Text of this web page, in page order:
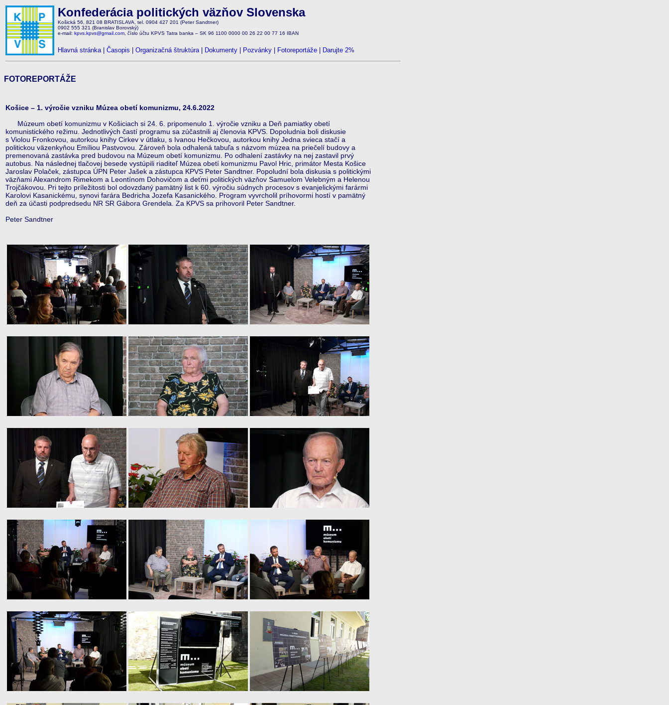
Konfederácia politických väzňov Slovenska
Košická 56, 821 08 BRATISLAVA, tel. 0904 427 201 (Peter Sandtner)
0902 555 321 (Branislav Borovský)
e-mail: kpvs.kpvs@gmail.com , číslo účtu KPVS Tatra banka – SK 96 1100 0000 00 26 22 00 77 16 IBAN
Hlavná stránka| Časopis Organizačná štruktúra| Dokumenty Pozvánky Fotoreportáže Darujte 2%
FOTOREPORTÁŽE
Košice – 1. výročie vzniku Múzea obetí komunizmu, 24.6.2022
Múzeum obetí komunizmu v Košiciach si 24. 6. pripomenulo 1. výročie vzniku a Deň pamiatky obetí
komunistického režimu. Jednotlivých častí programu sa zúčastnili aj členovia KPVS. Dopoludnia boli diskusie
s Violou Fronkovou, autorkou knihy Cirkev v útlaku, s Ivanou Hečkovou, autorkou knihy Jedna svieca stačí a
politickou väzenkyňou Emíliou Pastvovou. Zároveň bola odhalená tabuľa s názvom múzea na priečelí budovy a
premenovaná zastávka pred budovou na Múzeum obetí komunizmu. Po odhalení zastávky na nej zastavil prvý
autobus. Na následnej tlačovej besede vystúpili riaditeľ Múzea obetí komunizmu Pavol Hric, primátor Mesta Košice
Jaroslav Polaček, zástupca ÚPN Peter Jašek a zástupca KPVS Peter Sandtner. Popoludní bola diskusia s politickými
väzňami Alexandrom Rimekom a Leontínom Dohovičom a deťmi politických väzňov Samuelom Velebným a Helenou
Trojčákovou. Pri tejto príležitosti bol odovzdaný pamätný list k 60. výročiu súdnych procesov s evanjelickými farármi
Karolovi Kasanickému, synovi farára Bedricha Jozefa Kasanického. Program vyvrcholil príhovormi hostí v pamätný
deň za účasti podpredsedu NR SR Gábora Grendela. Za KPVS sa prihovoril Peter Sandtner.
Peter Sandtner